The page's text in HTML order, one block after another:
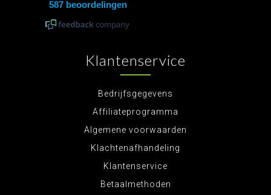
Klantenservice
Bedrijfsgegevens
Affiliateprogramma
Algemene voorwaarden
Klachtenafhandeling
Klantenservice
Betaalmethoden